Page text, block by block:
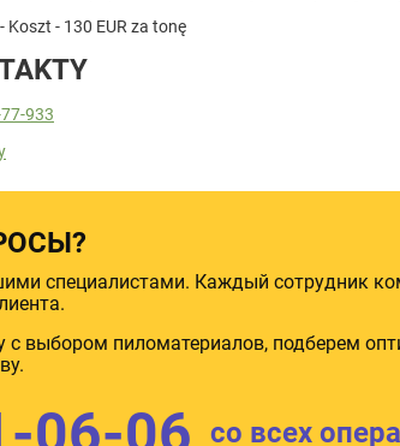
- 130 EUR za tonę
933
специалистами. Каждый сотрудник
выбором пиломатериалов, подберем
со всех